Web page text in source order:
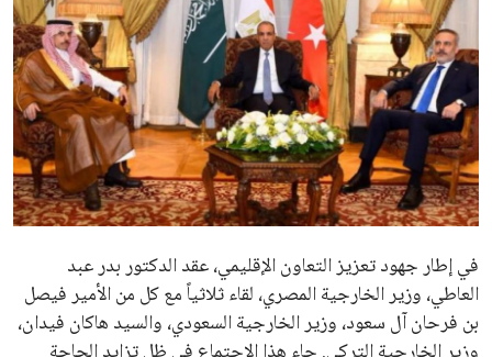
منوعات
فن وثقافة
علوم وتكنولوجيا
المرأة والجمال
محافظات
في إطار جهود تعزيز التعاون الإقليمي، عقد الدكتور بدر عبد
العاطي، وزير الخارجية المصري، لقاء ثلاثياً مع كل من الأمير فيصل
بن فرحان آل سعود، وزير الخارجية السعودي، والسيد هاكان فيدان،